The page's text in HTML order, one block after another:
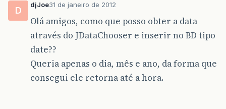
D
djJoe31 de janeiro de 2012
Olá amigos, como que posso obter a data
através do JDataChooser e inserir no BD tipo
date??
Queria apenas o dia, mês e ano, da forma que
consegui ele retorna até a hora.